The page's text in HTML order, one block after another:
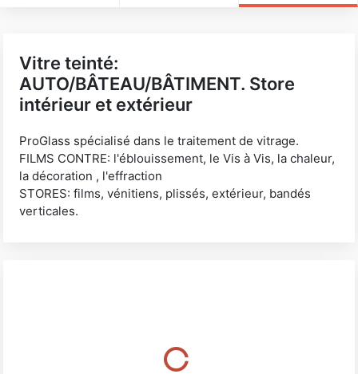
Vitre teinté:
AUTO/BÂTEAU/BÂTIMENT. Store
intérieur et extérieur
ProGlass spécialisé dans le traitement de vitrage.
FILMS CONTRE: l'éblouissement, le Vis à Vis, la chaleur,
la décoration , l'effraction
STORES: films, vénitiens, plissés, extérieur, bandés
verticales.